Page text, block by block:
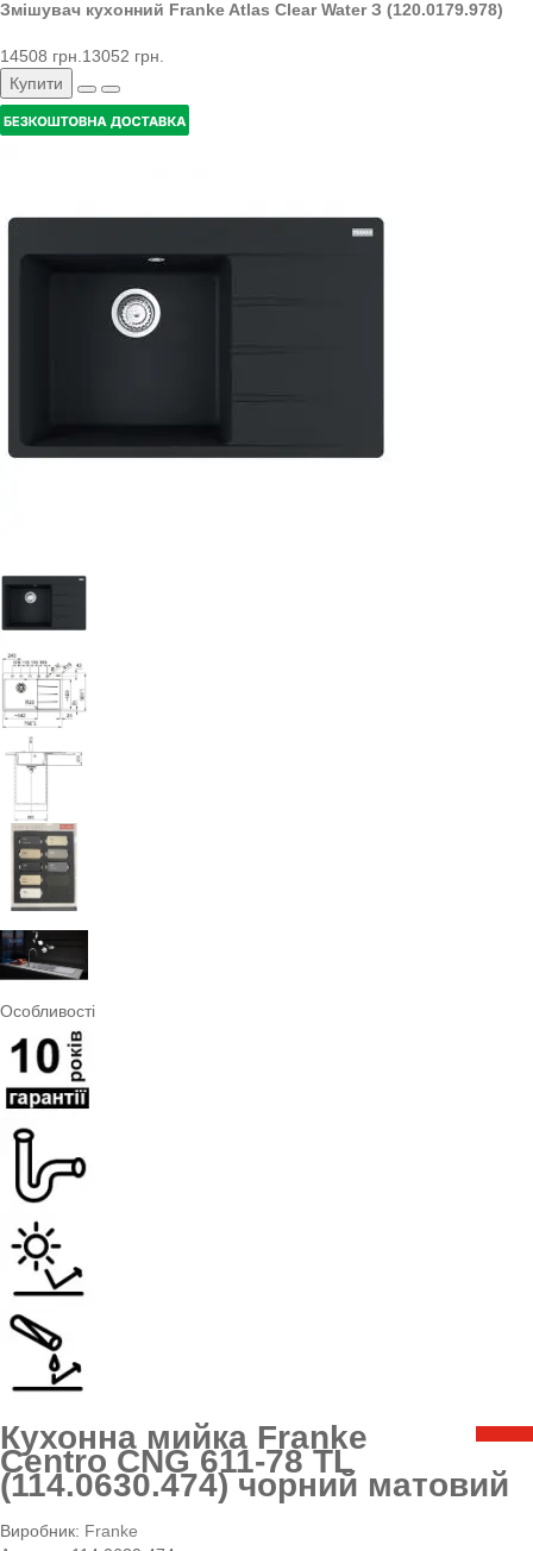
Змішувач кухонний Franke Atlas Clear Water З (120.0179.978)
14508 грн. 13052 грн.
Купити
Особливості
Кухонна мийка Franke
Centro CNG 611-78 TL
(114.0630.474) чорний матовий
Виробник: Franke